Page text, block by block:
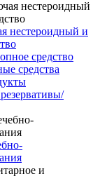
нестероидный и
средство
средства